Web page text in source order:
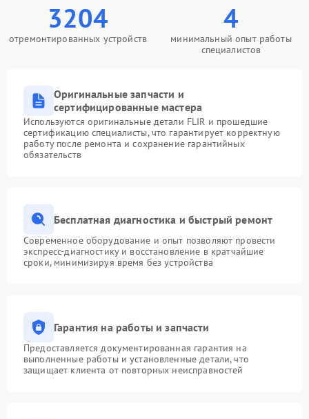
3204
отремонтированных устройств
4
минимальный опыт работы
специалистов
Оригинальные запчасти и
сертифицированные мастера
Используются оригинальные детали FLIR и прошедшие
сертификацию специалисты, что гарантирует корректную
работу после ремонта и сохранение гарантийных
обязательств
Бесплатная диагностика и быстрый ремонт
Современное оборудование и опыт позволяют провести
экспресс-диагностику и восстановление в кратчайшие
сроки, минимизируя время без устройства
Гарантия на работы и запчасти
Предоставляется документированная гарантия на
выполненные работы и установленные детали, что
защищает клиента от повторных неисправностей